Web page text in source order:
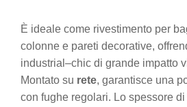
È ideale come rivestimento per
colonne e pareti decorative,
industrial–chic di grande impatto
Montato su rete, garantisce una
con fughe regolari. Lo spessore di